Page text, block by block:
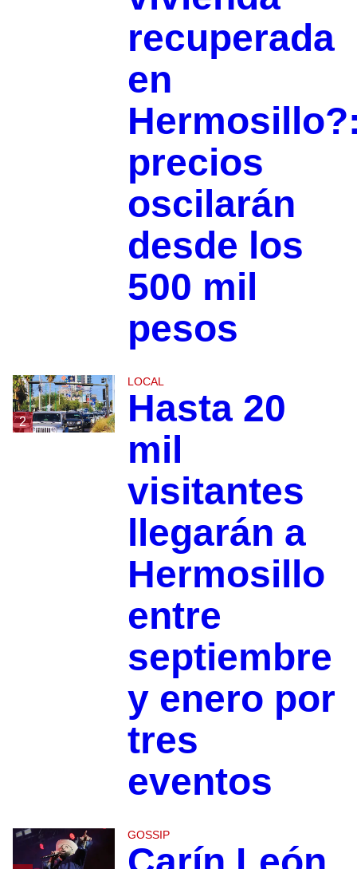
recuperada
en
precios
oscilarán
desde los
500 mil
pesos
2
LOCAL
Hasta 20
mil
visitantes
llegarán a
Hermosillo
entre
septiembre
y enero por
tres
eventos
GOSSIP